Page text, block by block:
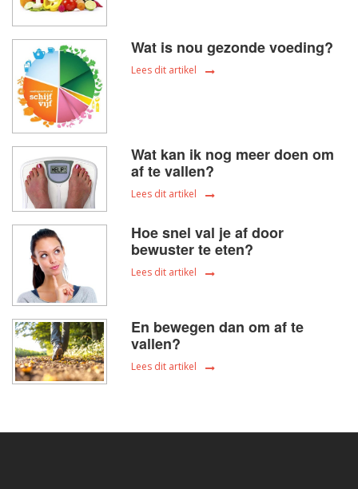
Wat is nou gezonde voeding?
Lees dit artikel
Wat kan ik nog meer doen om
af te vallen?
Lees dit artikel
Hoe snel val je af door
bewuster te eten?
Lees dit artikel
En bewegen dan om af te
vallen?
Lees dit artikel